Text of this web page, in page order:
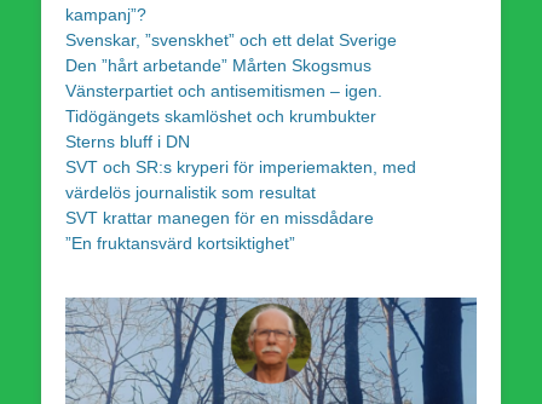
kampanj”?
Svenskar, ”svenskhet” och ett delat Sverige
Den ”hårt arbetande” Mårten Skogsmus
Vänsterpartiet och antisemitismen – igen.
Tidögängets skamlöshet och krumbukter
Sterns bluff i DN
SVT och SR:s kryperi för imperiemakten, med
värdelös journalistik som resultat
SVT krattar manegen för en missdådare
”En fruktansvärd kortsiktighet”